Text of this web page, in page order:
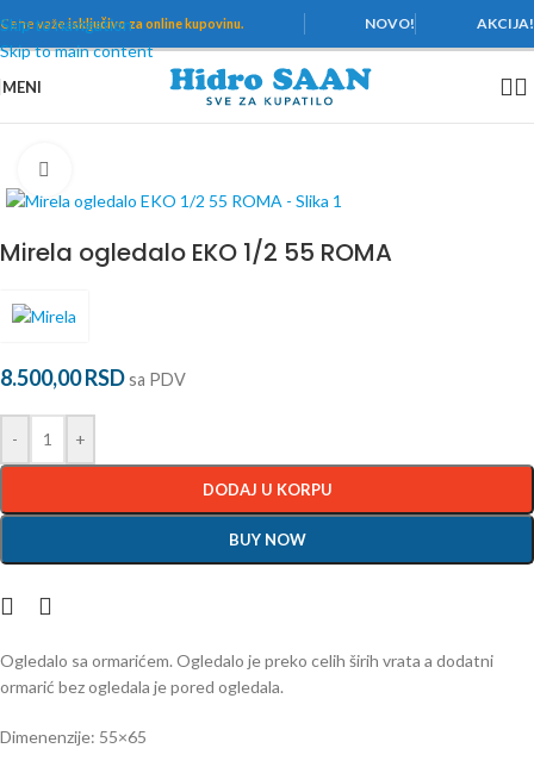
Skip to navigation
Skip to main content
Cene važeisključivo za online kupovinu. NOVO! AKCIJA!
MENI
Mirela ogledalo EKO 1/2 55 ROMA
8.500,00RSDsa PDV
- +
DODAJ U KORPU
BUY NOW
Ogledalo sa ormarićem. Ogledalo je preko celih širih vrata a dodatni
ormarić bez ogledala je pored ogledala.
Dimenenzije: 55×65